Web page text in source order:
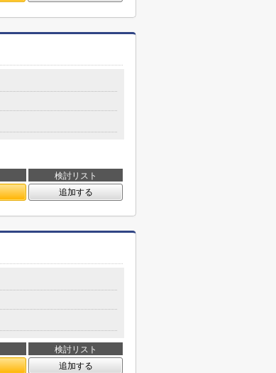
検討リスト
追加する
検討リスト
追加する